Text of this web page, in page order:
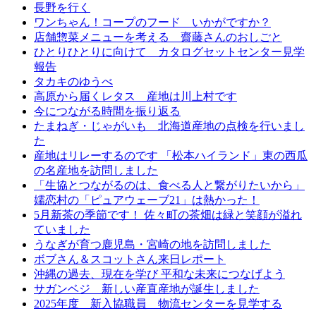
長野を行く
ワンちゃん！コープのフード いかがですか？
店舗惣菜メニューを考える 齋藤さんのおしごと
ひとりひとりに向けて カタログセットセンター見学
報告
タカキのゆうべ
高原から届くレタス 産地は川上村です
今につながる時間を振り返る
たまねぎ・じゃがいも 北海道産地の点検を行いまし
た
産地はリレーするのです 「松本ハイランド」東の西瓜
の名産地を訪問しました
「生協とつながるのは、食べる人と繋がりたいから」
嬬恋村の「ピュアウェーブ21」は熱かった！
5月新茶の季節です！ 佐々町の茶畑は緑と笑顔が溢れ
ていました
うなぎが育つ鹿児島・宮崎の地を訪問しました
ボブさん＆スコットさん来日レポート
沖縄の過去、現在を学び 平和な未来につなげよう
サガンベジ 新しい産直産地が誕生しました
2025年度 新入協職員 物流センターを見学する